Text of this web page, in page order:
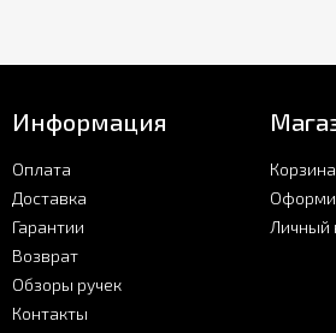
Информация
Оплата
Доставка
Гарантии
Возврат
Обзоры ручек
Контакты
Корзина
Личный